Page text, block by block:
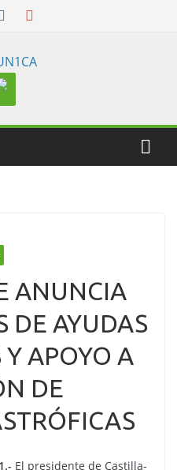
ANUNCIA
DE AYUDAS
Y APOYO A
DE
El presidente de Castilla-